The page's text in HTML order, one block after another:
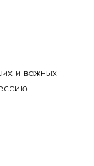
и важных